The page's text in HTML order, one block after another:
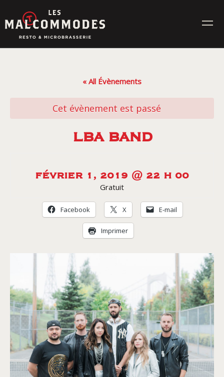
to
content
CONTACT
Livraison
« All Évènements
Cet évènement est passé
LBA BAND
FÉVRIER 1, 2019 @ 22 H 00
Gratuit
Facebook X E-mail
Imprimer